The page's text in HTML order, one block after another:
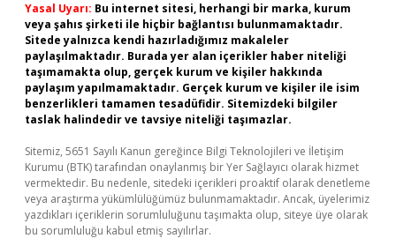
Yasal Uyarı: Bu internet sitesi, herhangi bir marka, kurum
veya şahıs şirketi ile hiçbir bağlantısı bulunmamaktadır.
Sitede yalnızca kendi hazırladığımız makaleler
paylaşılmaktadır. Burada yer alan içerikler haber niteliği
taşımamakta olup, gerçek kurum ve kişiler hakkında
paylaşım yapılmamaktadır. Gerçek kurum ve kişiler ile isim
benzerlikleri tamamen tesadüfidir. Sitemizdeki bilgiler
taslak halindedir ve tavsiye niteliği taşımazlar.
Sitemiz, 5651 Sayılı Kanun gereğince Bilgi Teknolojileri ve İletişim
Kurumu (BTK) tarafından onaylanmış bir Yer Sağlayıcı olarak hizmet
vermektedir. Bu nedenle, sitedeki içerikleri proaktif olarak denetleme
veya araştırma yükümlülüğümüz bulunmamaktadır. Ancak, üyelerimiz
yazdıkları içeriklerin sorumluluğunu taşımakta olup, siteye üye olarak
bu sorumluluğu kabul etmiş sayılırlar.